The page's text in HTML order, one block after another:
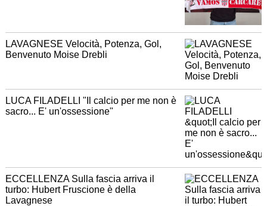
LAVAGNESE Velocità, Potenza, Gol,
Benvenuto Moise Drebli
LUCA FILADELLI "Il calcio per me non è
sacro... E' un'ossessione"
ECCELLENZA Sulla fascia arriva il
turbo: Hubert Fruscione è della
Lavagnese